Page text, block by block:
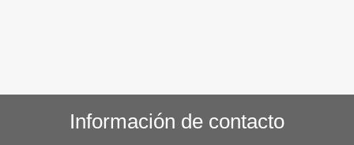
Información de contacto